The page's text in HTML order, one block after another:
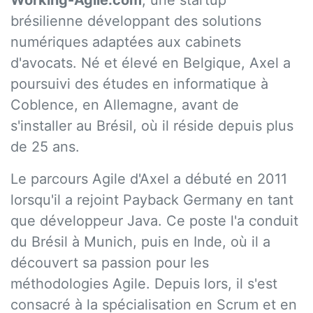
brésilienne développant des solutions
numériques adaptées aux cabinets
d'avocats. Né et élevé en Belgique, Axel a
poursuivi des études en informatique à
Coblence, en Allemagne, avant de
s'installer au Brésil, où il réside depuis plus
de 25 ans.
Le parcours Agile d'Axel a débuté en 2011
lorsqu'il a rejoint Payback Germany en tant
que développeur Java. Ce poste l'a conduit
du Brésil à Munich, puis en Inde, où il a
découvert sa passion pour les
méthodologies Agile. Depuis lors, il s'est
consacré à la spécialisation en Scrum et en